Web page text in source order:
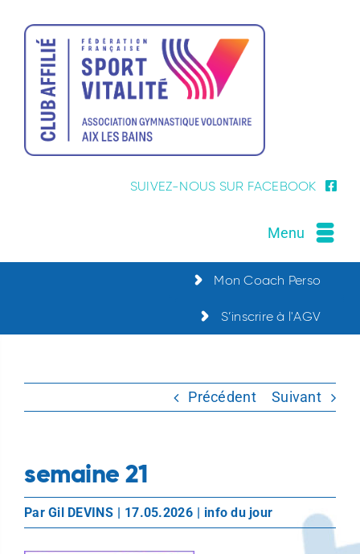
contenu
SUIVEZ-NOUS SUR FACEBOOK
Menu
Mon Coach Perso
S’inscrire à l'AGV
Précédent Suivant
semaine 21
ParGil DEVINS | 17.05.2026 | info du jour